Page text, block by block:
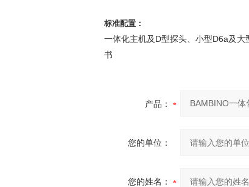
标准配置：
一体化主机及D型探头、小型D6a及
书
产品：
您的单位：
您的姓名：